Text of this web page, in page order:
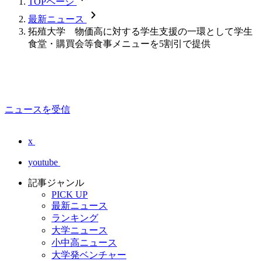
最新ニュース chevron_forward
拓殖大学 物価高に対する学生支援の一環として学生
食堂・購買会等食事メニューを5割引で提供
ニュースを受信
x
youtube
記事ジャンル
PICK UP
最新ニュース
ランキング
大学ニュース
小中高ニュース
大学発ベンチャー